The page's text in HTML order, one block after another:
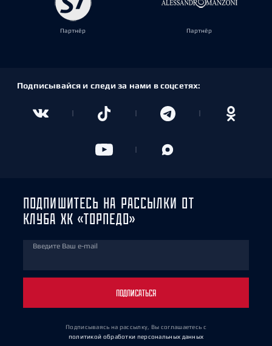
Партнёр Партнёр
Подписывайся и следи за нами в соцсетях:
ПОДПИШИТЕСЬ НА РАССЫЛКИ ОТ
КЛУБА ХК «ТОРПЕДО»
Введите Ваш e-mail
ПОДПИСАТЬСЯ
Подписываясь на рассылку, Вы соглашаетесь с
политикой обработки персональных данных